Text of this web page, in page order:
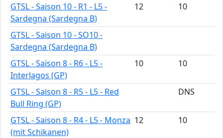
GTSL - Saison 10 - R1 - L5 -
Sardegna (Sardegna B)
12 10
GTSL - Saison 10 - SO10 -
Sardegna (Sardegna B)
GTSL - Saison 8 - R6 - L5 -
Interlagos (GP)
10 10
GTSL - Saison 8 - R5 - L5 - Red
Bull Ring (GP)
DNS
GTSL - Saison 8 - R4 - L5 - Monza
(mit Schikanen)
12 10